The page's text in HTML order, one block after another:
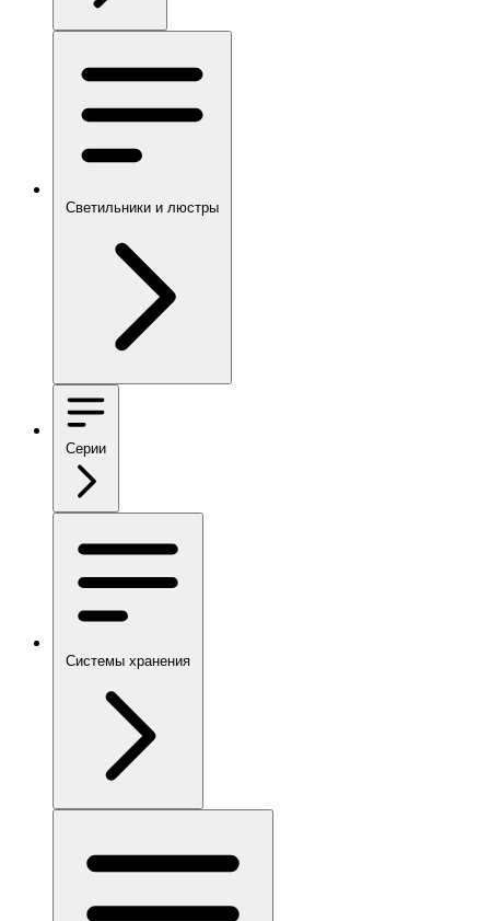
Светильники и люстры
Серии
Системы хранения